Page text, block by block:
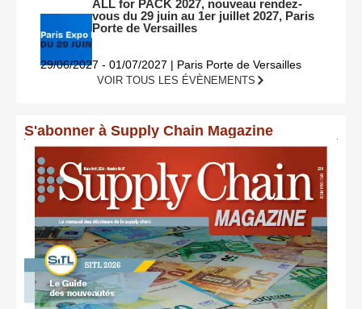
ALL for PACK 2027, nouveau rendez-
vous du 29 juin au 1er juillet 2027, Paris
Porte de Versailles
29/06/2027 - 01/07/2027 | Paris Porte de Versailles
VOIR TOUS LES ÉVÈNEMENTS
S'abonner à Supply Chain Magazine